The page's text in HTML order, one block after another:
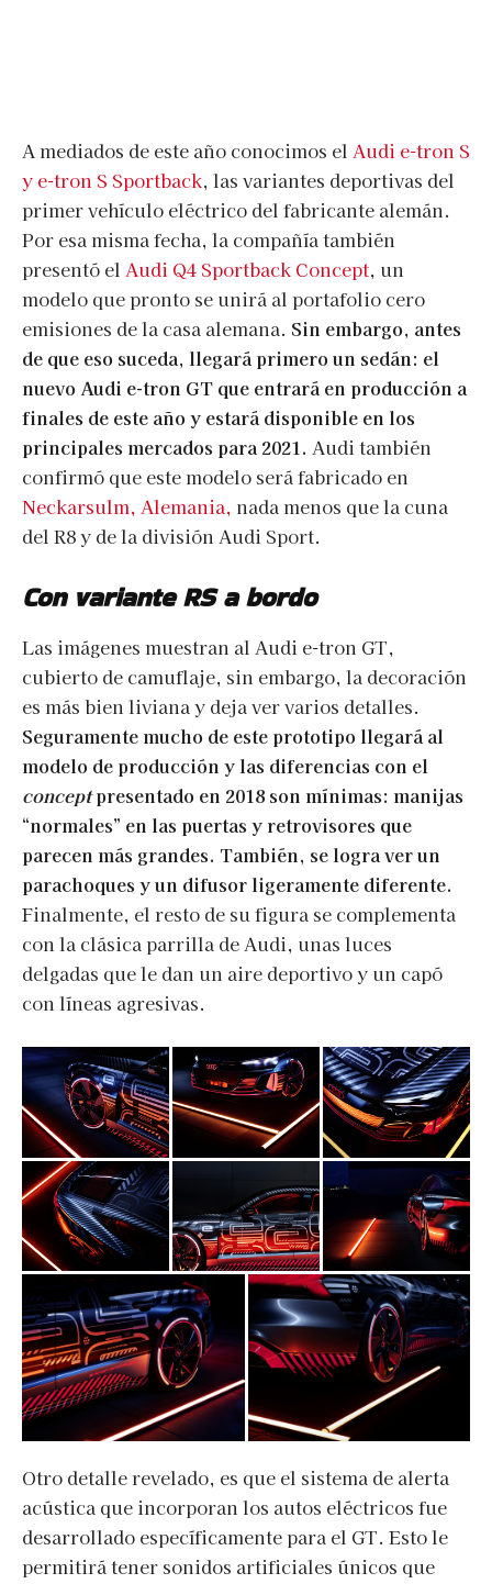
A mediados de este año conocimos el Audi e-tron S
y e-tron S Sportback, las variantes deportivas del
primer vehículo eléctrico del fabricante alemán.
Por esa misma fecha, la compañía también
presentó el Audi Q4 Sportback Concept, un
modelo que pronto se unirá al portafolio cero
emisiones de la casa alemana. Sin embargo, antes
de que eso suceda, llegará primero un sedán: el
nuevo Audi e-tron GT que entrará en producción a
finales de este año y estará disponible en los
principales mercados para 2021. Audi también
confirmó que este modelo será fabricado en
Neckarsulm, Alemania, nada menos que la cuna
del R8 y de la división Audi Sport.
Con variante RS a bordo
Las imágenes muestran al Audi e-tron GT,
cubierto de camuflaje, sin embargo, la decoración
es más bien liviana y deja ver varios detalles.
Seguramente mucho de este prototipo llegará al
modelo de producción y las diferencias con el
conceptpresentado en 2018 son mínimas: manijas
“normales” en las puertas y retrovisores que
parecen más grandes. También, se logra ver un
parachoques y un difusor ligeramente diferente.
Finalmente, el resto de su figura se complementa
con la clásica parrilla de Audi, unas luces
delgadas que le dan un aire deportivo y un capó
con líneas agresivas.
Otro detalle revelado, es que el sistema de alerta
acústica que incorporan los autos eléctricos fue
desarrollado específicamente para el GT. Esto le
permitirá tener sonidos artificiales únicos que